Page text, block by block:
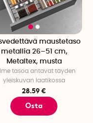
maustetaso
metallia 26–51 cm,
Metaltex, musta
tasoa antavat täyden
yleiskuvan laatikossa
28.59 €
Osta